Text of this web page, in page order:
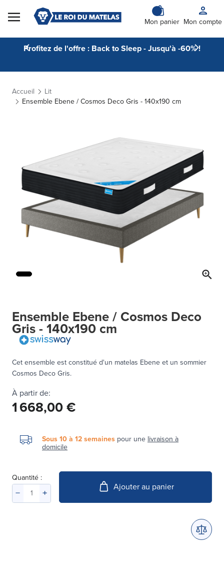
Skip to Content
Mon panier Mon compte
Profitez de l'offre : Back to Sleep - Jusqu'à -60% !
Accueil
Lit
Ensemble Ebene / Cosmos Deco Gris - 140x190 cm
Ensemble Ebene / Cosmos Deco
Gris - 140x190 cm
Cet ensemble est constitué d'un matelas Ebene et un sommier
Cosmos Deco Gris.
À partir de:
1 668,00 €
Sous 10 à 12 semaines pour une livraison à
domicile
Quantité :
Ajouter au panier